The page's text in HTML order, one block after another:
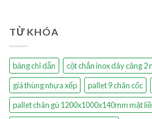
TỪ KHÓA
bảng chỉ dẫn cột chắn inox dây căng 2
giá thùng nhựa xếp
pallet 9 chân cốc
pallet chân gù 1200x1000x140mm mặt